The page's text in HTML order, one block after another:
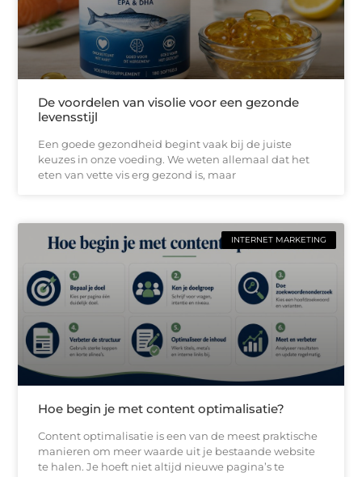
De voordelen van visolie voor een gezonde
levensstijl
Een goede gezondheid begint vaak bij de juiste
keuzes in onze voeding. We weten allemaal dat het
eten van vette vis erg gezond is, maar
INTERNET MARKETING
Hoe begin je met content optimalisatie?
Content optimalisatie is een van de meest praktische
manieren om meer waarde uit je bestaande website
te halen. Je hoeft niet altijd nieuwe pagina’s te